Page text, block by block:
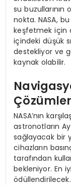
su
nokta. NASA,
keşfetmek için
içindeki düşük
destekliyor ve
kaynak olabilir.
NASA’nın
astronotların
sağlayacak bir
cihazların
tarafından
bekleniyor. En
ödüllendirilecek.